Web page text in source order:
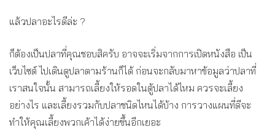
แล้วปลาอะไรดีล่ะ ?
ก็ต้องเป็นปลาที่คุณชอบสิครับ อาจจะเริ่มจากการเปิดหนังสือ เป็น
เว็บไซต์ ไปเดินดูปลาตามร้านก็ได้ ก่อนจะกลับมาหาข้อมูลว่าปลาที่
เราสนใจนั้น สามารถเลี้ยงให้รอดในตู้ปลาได้ไหม ควรจะเลี้ยง
อย่างไร และเลี้ยงรวมกับปลาชนิดไหนได้บ้าง การวางแผนที่ดีจะ
ทำให้คุณเลี้ยงพวกเค้าได้ง่ายขึ้นอีกเยอะ